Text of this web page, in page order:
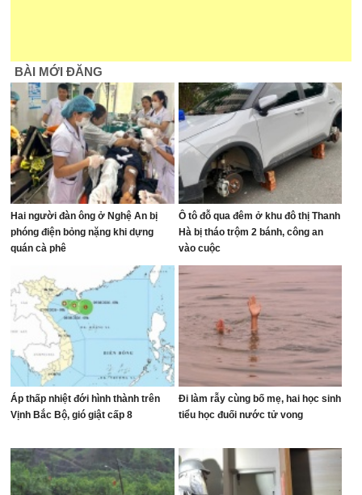
BÀI MỚI ĐĂNG
Hai người đàn ông ở Nghệ An bị
phóng điện bỏng nặng khi dựng
quán cà phê
Ô tô đỗ qua đêm ở khu đô thị Thanh
Hà bị tháo trộm 2 bánh, công an
vào cuộc
Áp thấp nhiệt đới hình thành trên
Vịnh Bắc Bộ, gió giật cấp 8
Đi làm rẫy cùng bố mẹ, hai học sinh
tiểu học đuối nước tử vong